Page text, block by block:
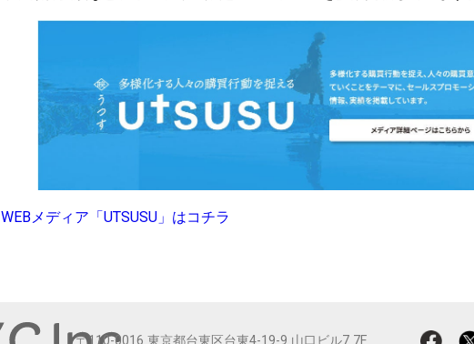
WEBメディア「UTSUSU」はコチラ
〒110-0016 東京都台東区台東4-19-9 山口ビル7 7F